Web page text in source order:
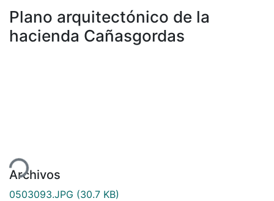
Plano arquitectónico de la
hacienda Cañasgordas
Archivos
0503093.JPG (30.7 KB)